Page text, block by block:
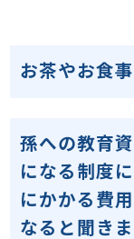
お茶やお食
孫への教育
になる制度
にかかる費
なると聞き